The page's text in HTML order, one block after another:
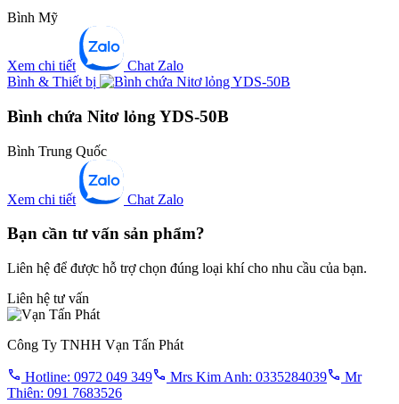
Bình Mỹ
Xem chi tiết
Chat Zalo
Bình & Thiết bị
Bình chứa Nitơ lỏng YDS-50B
Bình Trung Quốc
Xem chi tiết Chat Zalo
Bạn cần tư vấn sản phẩm?
Liên hệ để được hỗ trợ chọn đúng loại khí cho nhu cầu của bạn.
Liên hệ tư vấn
Công Ty TNHH Vạn Tấn Phát
Hotline: 0972 049 349 Mrs Kim Anh: 0335284039
Mr
Thiên: 091 7683526